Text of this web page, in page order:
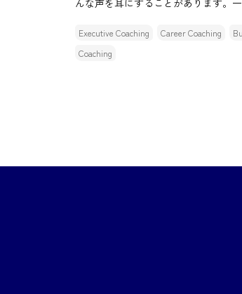
なくありません。こ […]
Executive Coaching Career Coaching
Coaching